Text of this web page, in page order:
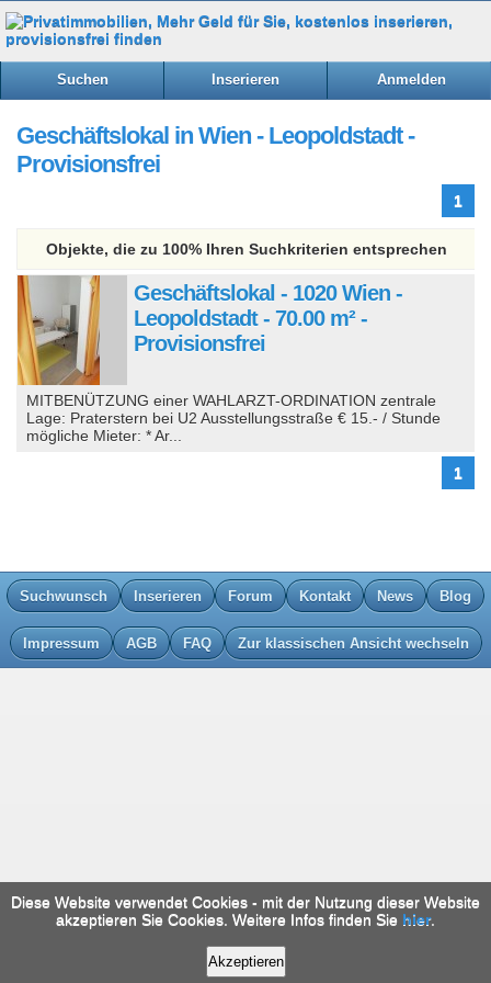
Suchen Inserieren Anmelden
Geschäftslokal in Wien - Leopoldstadt -
Provisionsfrei
1
Objekte, die zu 100% Ihren Suchkriterien entsprechen
Geschäftslokal - 1020 Wien -
Leopoldstadt - 70.00 m² -
Provisionsfrei
MITBENÜTZUNG einer WAHLARZT-ORDINATION zentrale
Lage: Praterstern bei U2 Ausstellungsstraße € 15.- / Stunde
mögliche Mieter: * Ar...
1
Suchwunsch Inserieren Forum Kontakt News Blog
Impressum AGB FAQ Zur klassischen Ansicht wechseln
Diese Website verwendet Cookies - mit der Nutzung dieser Website
akzeptieren Sie Cookies. Weitere Infos finden Sie hier.